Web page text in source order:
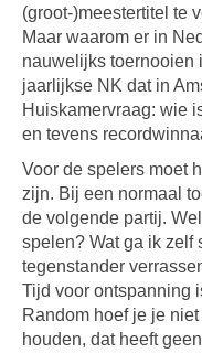
(groot-)meestertitel te
Maar waarom er in
nauwelijks toernooien
jaarlijkse NK dat in
Huiskamervraag: wie
en tevens
Voor de spelers moet
zijn. Bij een normaal
de volgende partij.
spelen? Wat ga ik zelf
tegenstander
Tijd voor ontspanning
Random hoef je je
houden, dat heeft